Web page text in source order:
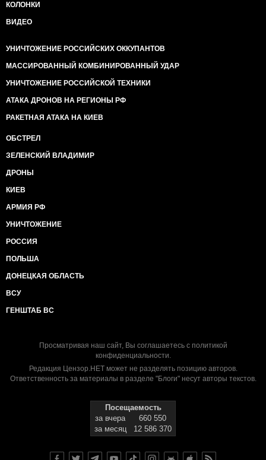
КОЛОНКИ
ВИДЕО
УНИЧТОЖЕНИЕ РОССИЙСКИХ ОККУПАНТОВ
МАССИРОВАННЫЙ КОМБИНИРОВАННЫЙ УДАР
УНИЧТОЖЕНИЕ РОССИЙСКОЙ ТЕХНИКИ
АТАКА ДРОНОВ НА РЕГИОНЫ РФ
РАКЕТНАЯ АТАКА НА КИЕВ
ОБСТРЕЛ
ЗЕЛЕНСКИЙ ВЛАДИМИР
ДРОНЫ
КИЕВ
АРМИЯ РФ
УНИЧТОЖЕНИЕ
РОССИЯ
ПОЛЬША
ДОНЕЦКАЯ ОБЛАСТЬ
ВСУ
ГЕНШТАБ ВС
Просматривая наш сайт, Вы соглашаетесь с политикой
конфиденциальности.
Редакция Цензор.НЕТ может не разделять позицию авторов.
Ответственность за материалы в разделе "Блоги" несут авторы текстов.
Посещаемость
за вчера
660 550
за месяц
12 586 370